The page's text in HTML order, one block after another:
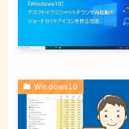
Windows10